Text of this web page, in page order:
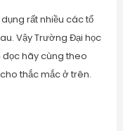
rất nhiều các tổ
Vậy Trường Đại học
đọc hãy cùng theo
thắc mắc ở trên.